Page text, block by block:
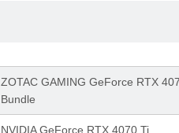
ZOTAC GAMING GeForce RTX
Bundle
NVIDIA GeForce RTX 4070 Ti